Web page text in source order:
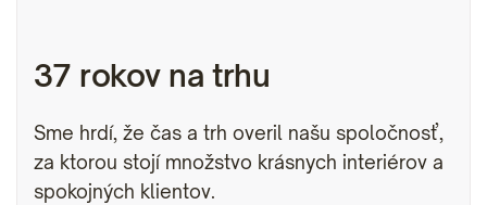
37 rokov na trhu
Sme hrdí, že čas a trh overil našu spoločnosť,
za ktorou stojí množstvo krásnych interiérov a
spokojných klientov.